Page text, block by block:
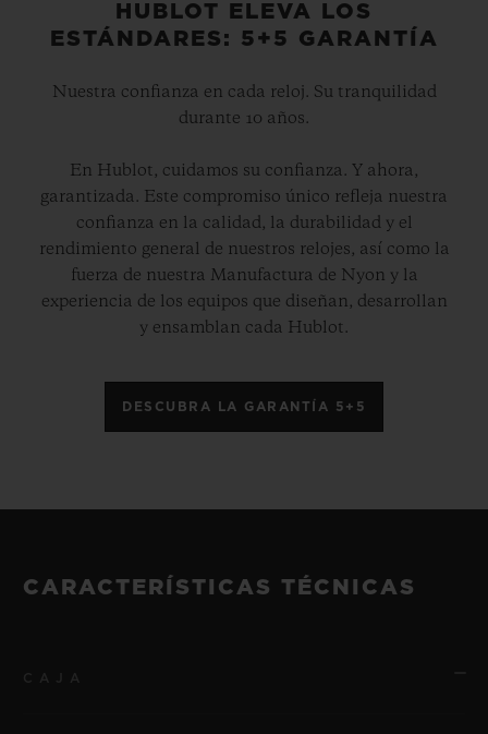
HUBLOT ELEVA LOS
ESTÁNDARES: 5+5 GARANTÍA
Nuestra confianza en cada reloj. Su tranquilidad
durante 10 años.
En Hublot, cuidamos su confianza. Y ahora,
garantizada. Este compromiso único refleja nuestra
confianza en la calidad, la durabilidad y el
rendimiento general de nuestros relojes, así como la
fuerza de nuestra Manufactura de Nyon y la
experiencia de los equipos que diseñan, desarrollan
y ensamblan cada Hublot.
DESCUBRA LA GARANTÍA 5+5
CARACTERÍSTICAS TÉCNICAS